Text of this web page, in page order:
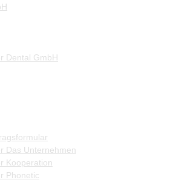
Dental GmbH
Das Unternehmen
Kooperation
Phonetic